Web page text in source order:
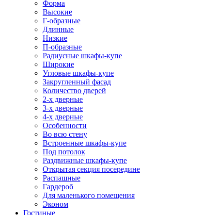
Форма
Высокие
Г-образные
Длинные
Низкие
П-образные
Радиусные шкафы-купе
Широкие
Угловые шкафы-купе
Закругленный фасад
Количество дверей
2-х дверные
3-х дверные
4-х дверные
Особенности
Во всю стену
Встроенные шкафы-купе
Под потолок
Раздвижные шкафы-купе
Открытая секция посередине
Распашные
Гардероб
Для маленького помещения
Эконом
Гостиные